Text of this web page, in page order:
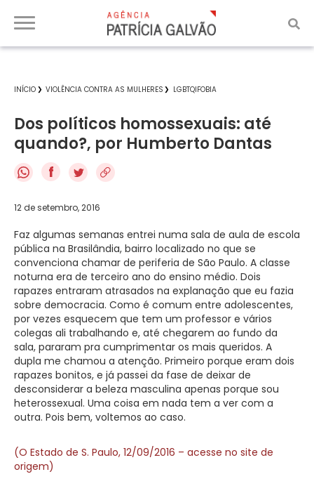
INÍCIO VIOLÊNCIA CONTRA AS MULHERES LGBTQIFOBIA
Dos políticos homossexuais: até
quando?, por Humberto Dantas
f
12 de setembro, 2016
Faz algumas semanas entrei numa sala de aula de escola
pública na Brasilândia, bairro localizado no que se
convenciona chamar de periferia de São Paulo. A classe
noturna era de terceiro ano do ensino médio. Dois
rapazes entraram atrasados na explanação que eu fazia
sobre democracia. Como é comum entre adolescentes,
por vezes esquecem que tem um professor e vários
colegas ali trabalhando e, até chegarem ao fundo da
sala, pararam pra cumprimentar os mais queridos. A
dupla me chamou a atenção. Primeiro porque eram dois
rapazes bonitos, e já passei da fase de deixar de
desconsiderar a beleza masculina apenas porque sou
heterossexual. Uma coisa em nada tem a ver com a
outra. Pois bem, voltemos ao caso.
(O Estado de S. Paulo, 12/09/2016 – acesse no site de
origem)